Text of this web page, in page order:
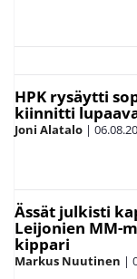
HPK rysäytti
kiinnitti
Joni Alatalo |
Ässät julkisti
Leijonien MM-
kippari
Markus Nuutinen |